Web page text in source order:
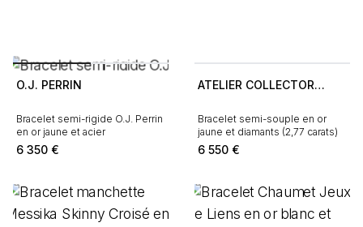
O.J. PERRIN
Bracelet semi-rigide O.J. Perrin
en or jaune et acier
6 350 €
ATELIER COLLECTOR
Bracelet semi-souple en or
jaune et diamants (2,77 carats)
6 550 €